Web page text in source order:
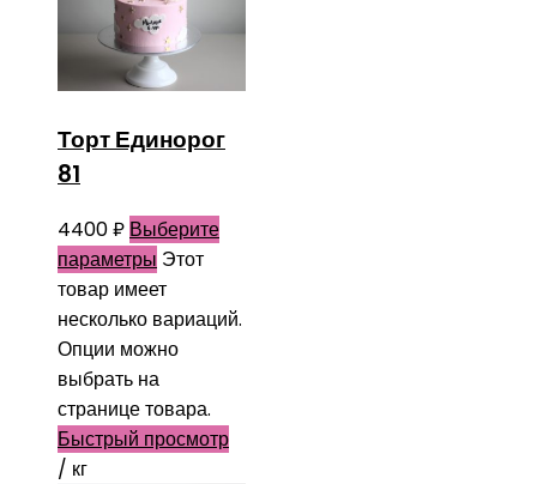
Торт Единорог
81
4400₽ Выберите
параметры Этот
товар имеет
несколько вариаций.
Опции можно
выбрать на
странице товара.
Быстрый просмотр
/ кг